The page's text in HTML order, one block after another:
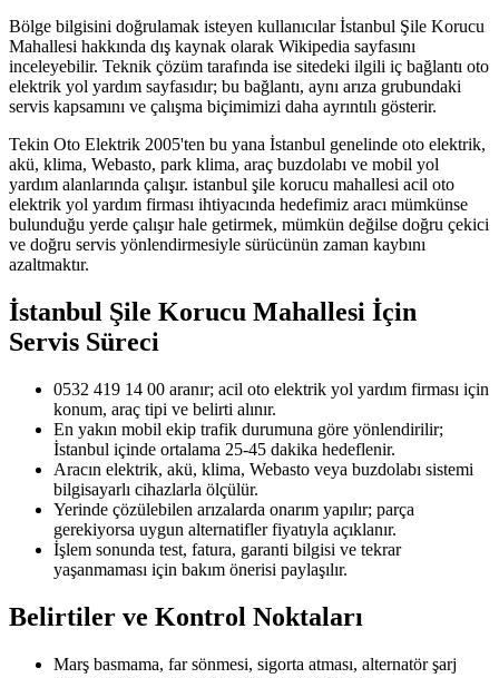
Bölge bilgisini doğrulamak isteyen kullanıcılar İstanbul Şile Korucu
Mahallesi hakkında dış kaynak olarak Wikipedia sayfasını
inceleyebilir. Teknik çözüm tarafında ise sitedeki ilgili iç bağlantı oto
elektrik yol yardım sayfasıdır; bu bağlantı, aynı arıza grubundaki
servis kapsamını ve çalışma biçimimizi daha ayrıntılı gösterir.
Tekin Oto Elektrik 2005'ten bu yana İstanbul genelinde oto elektrik,
akü, klima, Webasto, park klima, araç buzdolabı ve mobil yol
yardım alanlarında çalışır. istanbul şile korucu mahallesi acil oto
elektrik yol yardım firması ihtiyacında hedefimiz aracı mümkünse
bulunduğu yerde çalışır hale getirmek, mümkün değilse doğru çekici
ve doğru servis yönlendirmesiyle sürücünün zaman kaybını
azaltmaktır.
İstanbul Şile Korucu Mahallesi İçin
Servis Süreci
0532 419 14 00 aranır; acil oto elektrik yol yardım firması için
konum, araç tipi ve belirti alınır.
En yakın mobil ekip trafik durumuna göre yönlendirilir;
İstanbul içinde ortalama 25-45 dakika hedeflenir.
Aracın elektrik, akü, klima, Webasto veya buzdolabı sistemi
bilgisayarlı cihazlarla ölçülür.
Yerinde çözülebilen arızalarda onarım yapılır; parça
gerekiyorsa uygun alternatifler fiyatıyla açıklanır.
İşlem sonunda test, fatura, garanti bilgisi ve tekrar
yaşanmaması için bakım önerisi paylaşılır.
Belirtiler ve Kontrol Noktaları
Marş basmama, far sönmesi, sigorta atması, alternatör şarj